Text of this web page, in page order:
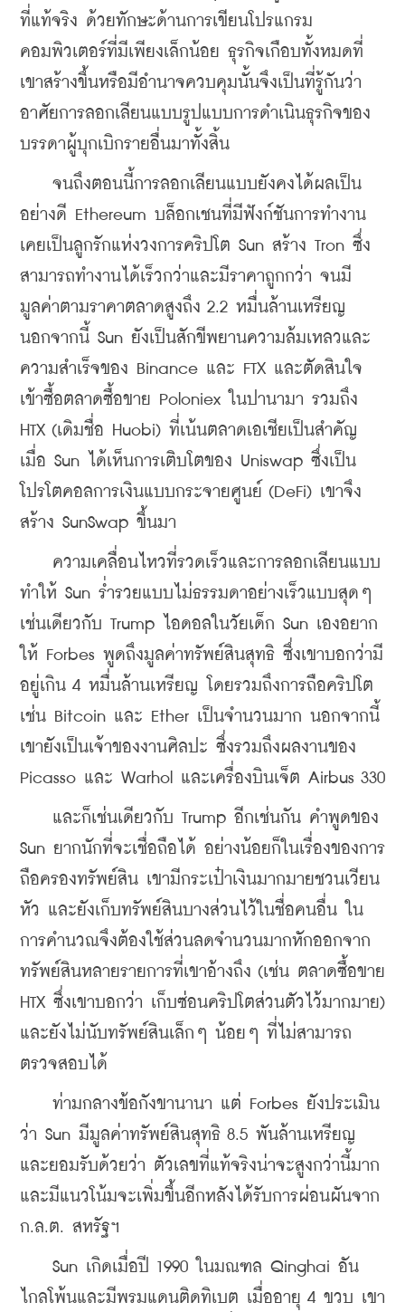
ที่แท้จริง ด้วยทักษะด้านการเขียนโปรแกรม
คอมพิวเตอร์ที่มีเพียงเล็กน้อย ธุรกิจเกือบทั้งหมดที่
เขาสร้างขึ้นหรือมีอำนาจควบคุมนั้นจึงเป็นที่รู้กันว่า
อาศัยการลอกเลียนแบบรูปแบบการดำเนินธุรกิจของ
บรรดาผู้บุกเบิกรายอื่นมาทั้งสิ้น
จนถึงตอนนี้การลอกเลียนแบบยังคงได้ผลเป็น
อย่างดี Ethereum บล็อกเชนที่มีฟังก์ชันการทำงาน
เคยเป็นลูกรักแห่งวงการคริปโต Sun สร้าง Tron ซึ่ง
สามารถทำงานได้เร็วกว่าและมีราคาถูกกว่า จนมี
มูลค่าตามราคาตลาดสูงถึง 2.2 หมื่นล้านเหรียญ
นอกจากนี้ Sun ยังเป็นสักขีพยานความล้มเหลวและ
ความสำเร็จของ Binance และ FTX และตัดสินใจ
เข้าซื้อตลาดซื้อขาย Poloniex ในปานามา รวมถึง
HTX (เดิมชื่อ Huobi) ที่เน้นตลาดเอเชียเป็นสำคัญ
เมื่อ Sun ได้เห็นการเติบโตของ Uniswap ซึ่งเป็น
โปรโตคอลการเงินแบบกระจายศูนย์ (DeFi) เขาจึง
สร้าง SunSwap ขึ้นมา
ความเคลื่อนไหวที่รวดเร็วและการลอกเลียนแบบ
ทำให้ Sun ร่ำรวยแบบไม่ธรรมดาอย่างเร็วแบบสุดๆ
เช่นเดียวกับ Trump ไอดอลในวัยเด็ก Sun เองอยาก
ให้ Forbes พูดถึงมูลค่าทรัพย์สินสุทธิ ซึ่งเขาบอกว่ามี
อยู่เกิน 4 หมื่นล้านเหรียญ โดยรวมถึงการถือคริปโต
เช่น Bitcoin และ Ether เป็นจำนวนมาก นอกจากนี้
เขายังเป็นเจ้าของงานศิลปะ ซึ่งรวมถึงผลงานของ
Picasso และ Warhol และเครื่องบินเจ็ต Airbus 330
และก็เช่นเดียวกับ Trump อีกเช่นกัน คำพูดของ
Sun ยากนักที่จะเชื่อถือได้ อย่างน้อยก็ในเรื่องของการ
ถือครองทรัพย์สิน เขามีกระเป๋าเงินมากมายชวนเวียน
หัว และยังเก็บทรัพย์สินบางส่วนไว้ในชื่อคนอื่น ใน
การคำนวณจึงต้องใช้ส่วนลดจำนวนมากหักออกจาก
ทรัพย์สินหลายรายการที่เขาอ้างถึง (เช่น ตลาดซื้อขาย
HTX ซึ่งเขาบอกว่า เก็บซ่อนคริปโตส่วนตัวไว้มากมาย)
และยังไม่นับทรัพย์สินเล็กๆ น้อยๆ ที่ไม่สามารถ
ตรวจสอบได้
ท่ามกลางข้อกังขานานา แต่ Forbes ยังประเมิน
ว่า Sun มีมูลค่าทรัพย์สินสุทธิ 8.5 พันล้านเหรียญ
และยอมรับด้วยว่า ตัวเลขที่แท้จริงน่าจะสูงกว่านี้มาก
และมีแนวโน้มจะเพิ่มขึ้นอีกหลังได้รับการผ่อนผันจาก
ก.ล.ต. สหรัฐฯ
Sun เกิดเมื่อปี 1990 ในมณฑล Qinghai อัน
ไกลโพ้นและมีพรมแดนติดทิเบต เมื่ออายุ 4 ขวบ เขา